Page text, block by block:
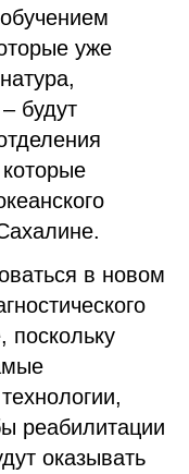
уже
будут
в новом
реабилитации
оказывать